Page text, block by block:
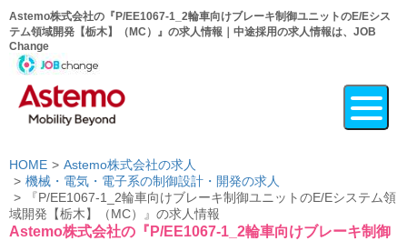
Astemo株式会社の『P/EE1067-1_2輪車向けブレーキ制御ユニットのE/Eシス
テム領域開発【栃木】（MC）』の求人情報｜中途採用の求人情報は、JOB
Change
HOME
Astemo株式会社の求人
機械・電気・電子系の制御設計・開発の求人
『P/EE1067-1_2輪車向けブレーキ制御ユニットのE/Eシステム領
域開発【栃木】（MC）』の求人情報
Astemo株式会社の『P/EE1067-1_2輪車向けブレーキ制御